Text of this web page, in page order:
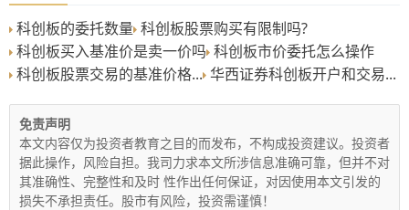
科创板的委托数量 科创板股票购买有限制吗?
科创板买入基准价是卖一价吗 科创板市价委托怎么操作
科创板股票交易的基准价格... 华西证券科创板开户和交易...
免责声明
本文内容仅为投资者教育之目的而发布，不构成投资建议。投资者
据此操作，风险自担。我司力求本文所涉信息准确可靠，但并不对
其准确性、完整性和及时 性作出任何保证，对因使用本文引发的
损失不承担责任。股市有风险，投资需谨慎！